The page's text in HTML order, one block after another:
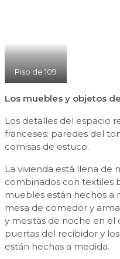
Piso de 109
Los muebles y objetos
Los detalles del espacio
franceses: paredes del
cornisas de estuco.
La vivienda está llena de
combinados con textiles
muebles están hechos a
mesa de comedor y
y mesitas de noche en el
puertas del recibidor y
están hechas a medida.